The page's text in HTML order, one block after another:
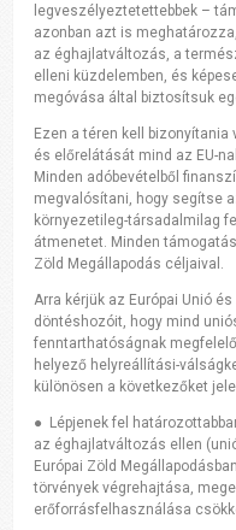
legveszélyeztetettebbek –
azonban azt is
az éghajlatváltozás, a
elleni küzdelemben, és
megóvása által biztosítsuk
Ezen a téren kell
és előrelátását mind az EU-
Minden adóbevételből
megvalósítani, hogy segítse
környezetileg-társadalmilag
átmenetet. Minden
Zöld Megállapodás céljaival.
Arra kérjük az Európai Unió
döntéshozóit, hogy mind
fenntarthatóságnak
helyező helyreállítási-
különösen a következőket
● Lépjenek fel
az éghajlatváltozás ellen
Európai Zöld
törvények végrehajtása,
erőforrásfelhasználása